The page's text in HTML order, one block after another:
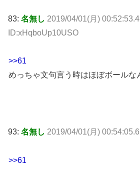
83: 名無し 2019/04/01(月)
ID:xHqboUp10USO
>>61
めっちゃ文句言う時はほぼボールな
93: 名無し 2019/04/01(月)
>>61